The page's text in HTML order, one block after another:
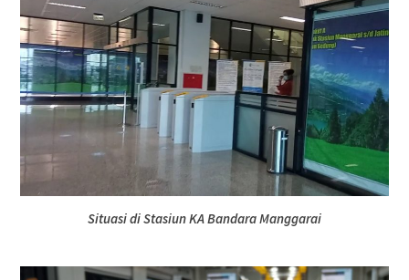
Situasi di Stasiun KA Bandara Manggarai